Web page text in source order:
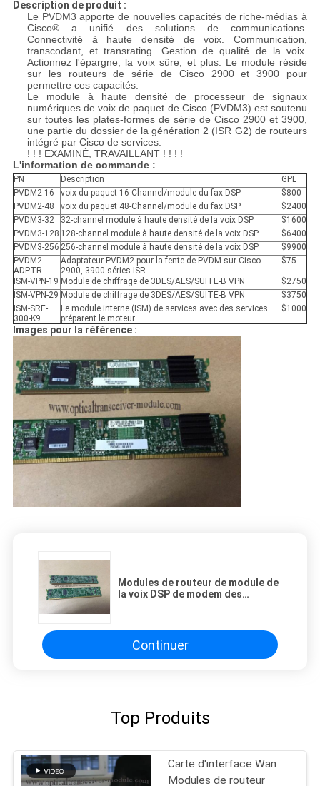
Description de produit :
Le PVDM3 apporte de nouvelles capacités de riche-médias à
Cisco® a unifié des solutions de communications.
Connectivité à haute densité de voix. Communication,
transcodant, et transrating. Gestion de qualité de la voix.
Actionnez l'épargne, la voix sûre, et plus. Le module réside
sur les routeurs de série de Cisco 2900 et 3900 pour
permettre ces capacités.
Le module à haute densité de processeur de signaux
numériques de voix de paquet de Cisco (PVDM3) est soutenu
sur toutes les plates-formes de série de Cisco 2900 et 3900,
une partie du dossier de la génération 2 (ISR G2) de routeurs
intégré par Cisco de services.
! ! ! EXAMINÉ, TRAVAILLANT ! ! ! !
L'information de commande :
PN Description
GPL
PVDM2-16
voix du paquet 16-Channel/module du fax DSP
$800
PVDM2-48
voix du paquet 48-Channel/module du fax DSP
$2400
PVDM3-32
32-channel module à haute densité de la voix DSP
$1600
PVDM3-128 128-channel module à haute densité de la voix DSP
$6400
PVDM3-256 256-channel module à haute densité de la voix DSP
$9900
PVDM2-
ADPTR
Adaptateur PVDM2 pour la fente de PVDM sur Cisco
2900, 3900 séries ISR
$75
ISM-VPN-19 Module de chiffrage de 3DES/AES/SUITE-B VPN
$2750
ISM-VPN-29 Module de chiffrage de 3DES/AES/SUITE-B VPN
$3750
ISM-SRE-
300-K9
Le module interne (ISM) de services avec des services
préparent le moteur
$1000
Images pour la référence :
Modules de routeur de module de
la voix DSP de modem des
Continuer
Top Produits
Carte d'interface Wan
Modules de routeur